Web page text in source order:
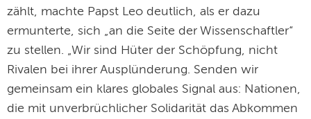
zählt, machte Papst Leo deutlich, als er dazu
ermunterte, sich „an die Seite der Wissenschaftler“
zu stellen. „Wir sind Hüter der Schöpfung, nicht
Rivalen bei ihrer Ausplünderung. Senden wir
gemeinsam ein klares globales Signal aus: Nationen,
die mit unverbrüchlicher Solidarität das Abkommen